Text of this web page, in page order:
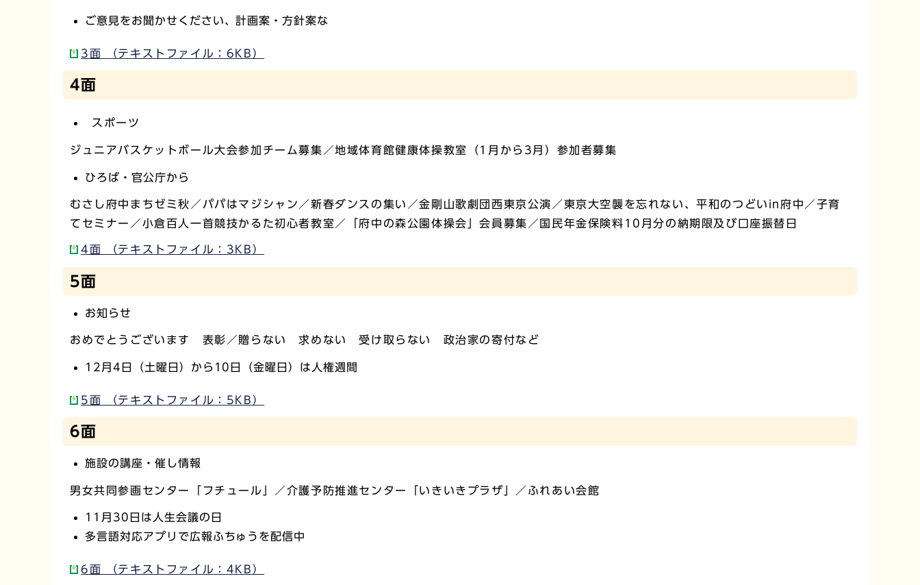
ご意見をお聞かせください、計画案・方針案な
3面 （テキストファイル：6KB）
4面
スポーツ
ジュニアバスケットボール大会参加チーム募集／地域体育館健康体操教室（1月から3月）参加者募集
ひろば・官公庁から
むさし府中まちゼミ秋／パパはマジシャン／新春ダンスの集い／金剛山歌劇団西東京公演／東京大空襲を忘れない、平和のつどいin府中／子育
てセミナー／小倉百人一首競技かるた初心者教室／「府中の森公園体操会」会員募集／国民年金保険料10月分の納期限及び口座振替日
4面 （テキストファイル：3KB）
5面
お知らせ
おめでとうございます 表彰／贈らない 求めない 受け取らない 政治家の寄付など
12月4日（土曜日）から10日（金曜日）は人権週間
5面 （テキストファイル：5KB）
6面
施設の講座・催し情報
男女共同参画センター「フチュール」／介護予防推進センター「いきいきプラザ」／ふれあい会館
11月30日は人生会議の日
多言語対応アプリで広報ふちゅうを配信中
6面 （テキストファイル：4KB）